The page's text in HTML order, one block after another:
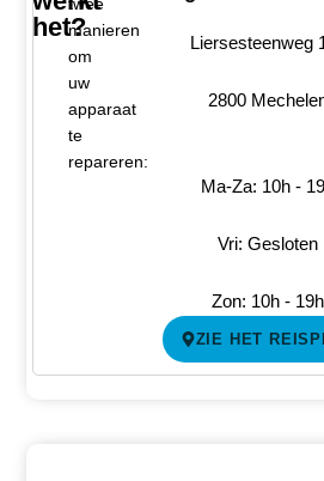
het?manieren
om
uw
apparaat
te
repareren:
Liersesteenweg
2800
Ma-Za: 10h -
Vri: Gesloten
Zon: 10h - 19h
ZIE HET